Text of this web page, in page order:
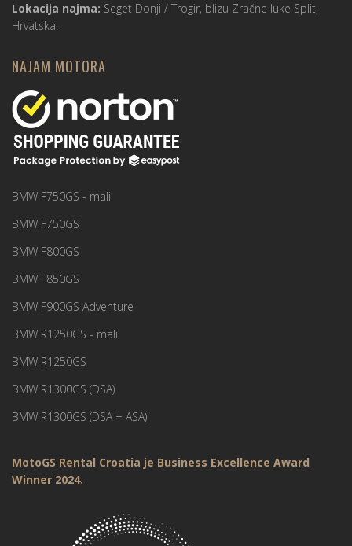
Lokacija najma: Seget Donji / Trogir, blizu Zračne luke Split,
Hrvatska.
NAJAM MOTORA
BMW F750GS - mali
BMW F750GS
BMW F800GS
BMW F850GS
BMW F900GS Adventure
BMW R1250GS - mali
BMW R1250GS
BMW R1300GS (DSA)
BMW R1300GS (DSA + ASA)
MotoGS Rental Croatia je Business Excellence Award
Winner 2024.